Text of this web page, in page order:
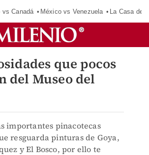
vs Canadá México vs Venezuela La Casa de
que pocos
del Museo del
importantes pinacotecas
resguarda pinturas de Goya,
y El Bosco, por ello te